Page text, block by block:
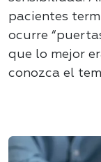
pacientes
ocurre
que lo mejor
conozca el